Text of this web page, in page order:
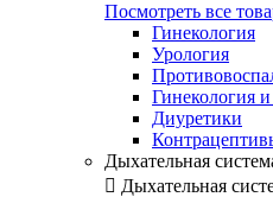
Посмотреть все
Гинекология
Урология
Гинекология
Диуретики
Дыхательная
 Дыхательная